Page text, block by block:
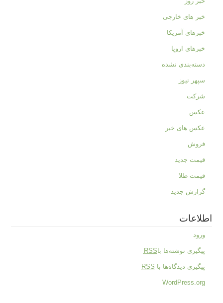
خبر های خارجی
خبرهای آمریکا
خبرهای اروپا
دسته‌بندی نشده
سپهر نیوز
شرکت
عکس
عکس های خبر
فروش
قیمت جدید
قیمت طلا
گزارش جدید
اطلاعات
ورود
پیگیری نوشته‌ها باRSS
پیگیری دیدگاه‌ها با RSS
WordPress.org